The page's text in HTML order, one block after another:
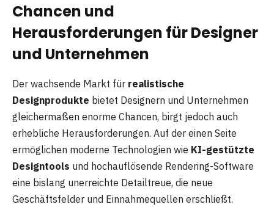
Chancen und
Herausforderungen für Designer
und Unternehmen
Der wachsende Markt für realistische
Designprodukte bietet Designern und Unternehmen
gleichermaßen enorme Chancen, birgt jedoch auch
erhebliche Herausforderungen. Auf der einen Seite
ermöglichen moderne Technologien wie KI-gestützte
Designtools und hochauflösende Rendering-Software
eine bislang unerreichte Detailtreue, die neue
Geschäftsfelder und Einnahmequellen erschließt.